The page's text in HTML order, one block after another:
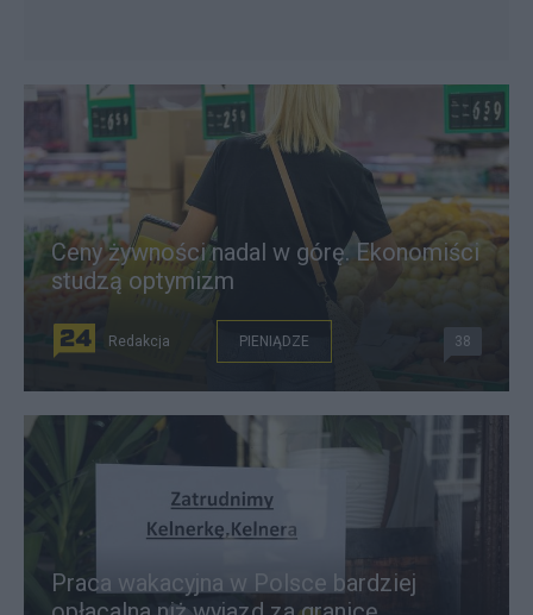
Ceny żywności nadal w górę. Ekonomiści
studzą optymizm
Redakcja PIENIĄDZE 38
Praca wakacyjna w Polsce bardziej